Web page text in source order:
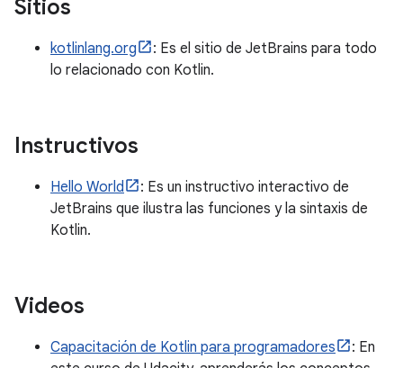
Sitios
kotlinlang.org
: Es el sitio de JetBrains para todo
lo relacionado con Kotlin.
Instructivos
Hello World
: Es un instructivo interactivo de
JetBrains que ilustra las funciones y la sintaxis de
Kotlin.
Videos
Capacitación de Kotlin para programadores
: En